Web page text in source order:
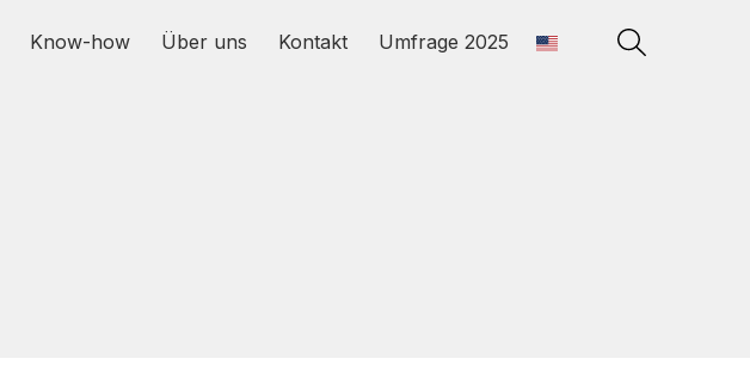
Know-how Über uns Kontakt Umfrage 2025